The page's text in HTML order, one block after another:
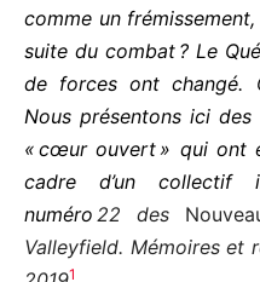
comme un
suite du combat ? Le
de forces ont changé.
Nous présentons ici
« cœur ouvert » qui ont
cadre d’un collectif
numéro 22 des
Valleyfield. Mémoires et
1